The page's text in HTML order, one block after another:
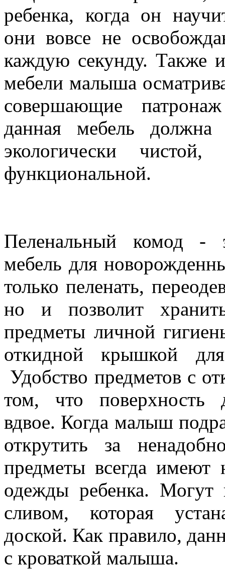
ребенка, когда он
они вовсе не
каждую секунду. Также
мебели малыша
совершающие
данная мебель должна
экологически
функциональной.
Пеленальный комод -
мебель для
только пеленать,
но и позволит
предметы личной
откидной крышкой
Удобство предметов с
том, что поверхность
вдвое. Когда малыш
открутить за
предметы всегда имеют
одежды ребенка. Могут
сливом, которая
доской. Как правило,
с кроваткой малыша.